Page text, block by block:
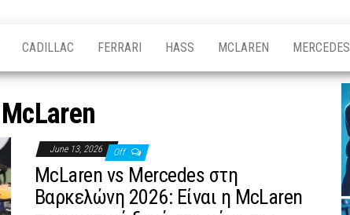
CADILLAC FERRARI HASS MCLAREN MERCEDES
McLaren
June 13, 2026 Off
McLaren vs Mercedes στη
Βαρκελώνη 2026: Είναι η McLaren